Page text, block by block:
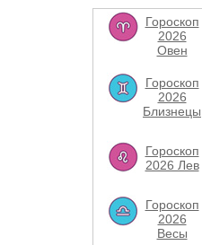
Гороскоп
2026
Овен
Гороскоп
2026
Близнецы
Гороскоп
2026 Лев
Гороскоп
2026
Весы